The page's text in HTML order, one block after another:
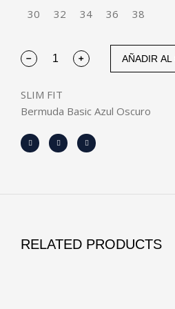
30
32 34 36 38
AÑADIR
SLIM FIT
Bermuda Basic Azul Oscuro
RELATED PRODUCTS